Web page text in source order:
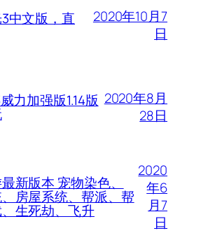
中文版，直
2020年10月7
日
力加强版1.14版 2020年8月
28日
新版本 宠物染色、
房屋系统、帮派、帮
生死劫、飞升
2020
年6
月7
日